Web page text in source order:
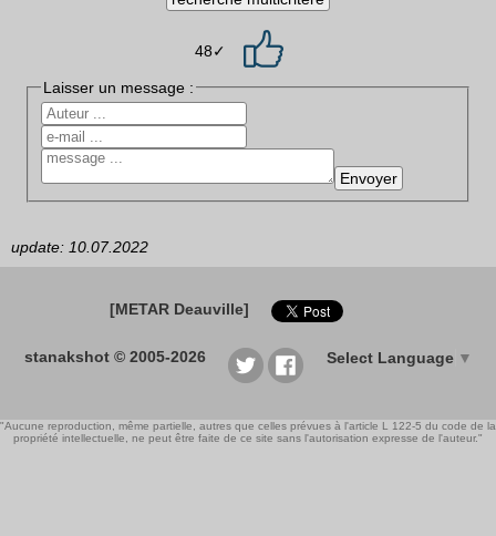
48✓
Laisser un message :
update: 10.07.2022
[METAR Deauville]
stanakshot © 2005-2026 Select Language ▼
"Aucune reproduction, même partielle, autres que celles prévues à l'article L 122-5 du code de la
propriété intellectuelle, ne peut être faite de ce site sans l'autorisation expresse de l'auteur."